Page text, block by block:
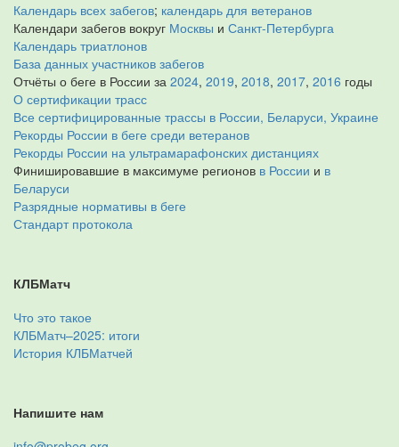
Календарь всех забегов; календарь для ветеранов
Календари забегов вокруг Москвы и Санкт-Петербурга
Календарь триатлонов
База данных участников забегов
Отчёты о беге в России за 2024, 2019, 2018, 2017, 2016 годы
О сертификации трасс
Все сертифицированные трассы в России, Беларуси, Украине
Рекорды России в беге среди ветеранов
Рекорды России на ультрамарафонских дистанциях
Финишировавшие в максимуме регионов в России и в
Беларуси
Разрядные нормативы в беге
Стандарт протокола
КЛБМатч
Что это такое
КЛБМатч–2025: итоги
История КЛБМатчей
Напишите нам